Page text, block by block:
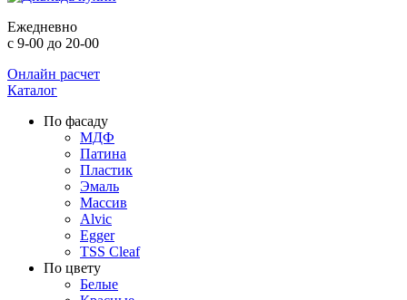
Ежедневно
с 9-00 до 20-00
Онлайн расчет
Каталог
По фасаду
МДФ
Патина
Пластик
Эмаль
Массив
Alvic
Egger
TSS Cleaf
По цвету
Белые